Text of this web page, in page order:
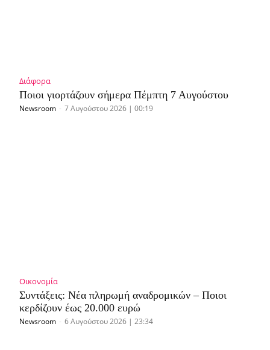
Διάφορα
Ποιοι γιορτάζουν σήμερα Πέμπτη 7 Αυγούστου
Newsroom - 7 Αυγούστου 2026 | 00:19
Οικονομία
Συντάξεις: Νέα πληρωμή αναδρομικών – Ποιοι
κερδίζουν έως 20.000 ευρώ
Newsroom - 6 Αυγούστου 2026 | 23:34